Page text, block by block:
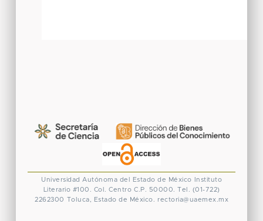
Universidad Autónoma del Estado de México
Instituto
Literario #100. Col. Centro C.P. 50000. Tel. (01-722)
2262300 Toluca, Estado de México. rectoria@uaemex.mx